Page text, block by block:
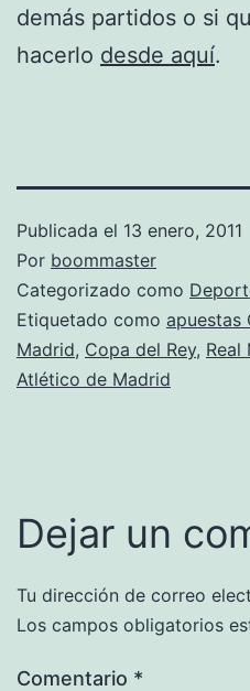
demás partidos o si
hacerlo desde aquí.
Publicada el 13 enero, 2011
Por boommaster
Categorizado como
Etiquetado como apuestas
Madrid, Copa del Rey, Real
Atlético de Madrid
Dejar un
Tu dirección de correo
Los campos obligatorios
Comentario *